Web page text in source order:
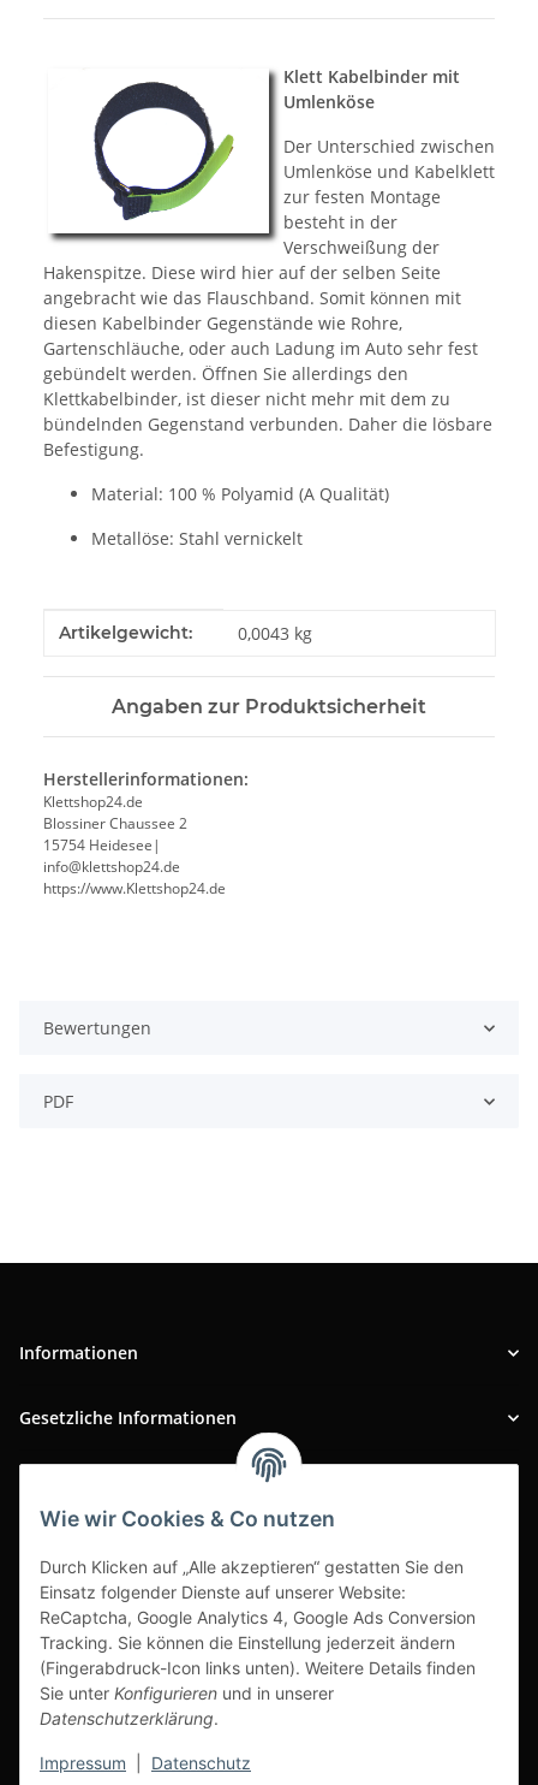
Wie wir Cookies & Co nutzen
Durch Klicken auf „Alle akzeptieren“ gestatten Sie den
Einsatz folgender Dienste auf unserer Website:
ReCaptcha, Google Analytics 4, Google Ads Conversion
Tracking. Sie können die Einstellung jederzeit ändern
(Fingerabdruck-Icon links unten). Weitere Details finden
Sie unter Konfigurieren und in unserer
Datenschutzerklärung.
Impressum Datenschutz
Klett Kabelbinder mit
Umlenköse
Der Unterschied zwischen
Umlenköse und Kabelklett
zur festen Montage
besteht in der
Verschweißung der
Hakenspitze. Diese wird hier auf der selben Seite
angebracht wie das Flauschband. Somit können mit
diesen Kabelbinder Gegenstände wie Rohre,
Gartenschläuche, oder auch Ladung im Auto sehr fest
gebündelt werden. Öffnen Sie allerdings den
Klettkabelbinder, ist dieser nicht mehr mit dem zu
bündelnden Gegenstand verbunden. Daher die lösbare
Befestigung.
Material: 100 % Polyamid (A Qualität)
Metallöse: Stahl vernickelt
Produkteigenschaft
Wert
Artikelgewicht: 0,0043 kg
Angaben zur Produktsicherheit
Herstellerinformationen:
Klettshop24.de
Blossiner Chaussee 2
15754 Heidesee|
info@klettshop24.de
https://www.Klettshop24.de
Bewertungen
PDF
Informationen
Gesetzliche Informationen